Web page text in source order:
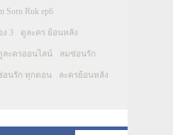
Sorn Ruk ep6
ง 3 ดูละคร ย้อนหลัง
ละครออนไลน์ ลมซ่อนรัก
อนรัก ทุกตอน ละครย้อนหลัง